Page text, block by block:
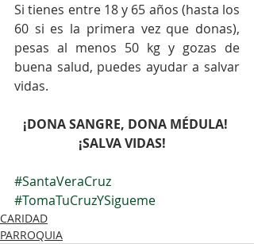
Si tienes entre 18 y 65 años (hasta los
60 si es la primera vez que donas),
pesas al menos 50 kg y gozas de
buena salud, puedes ayudar a salvar
vidas.
¡DONA SANGRE, DONA MÉDULA!
¡SALVA VIDAS!⠀
#SantaVeraCruz
#TomaTuCruzYSigueme
CARIDAD
PARROQUIA